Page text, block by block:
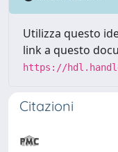
Utilizza questo
link a questo
https://
Citazioni